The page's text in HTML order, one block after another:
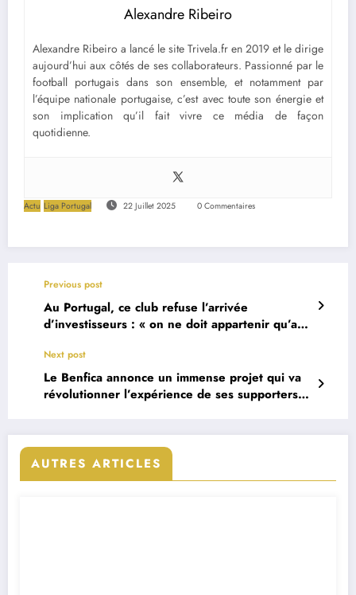
Alexandre Ribeiro
Alexandre Ribeiro a lancé le site Trivela.fr en 2019 et le dirige
aujourd’hui aux côtés de ses collaborateurs. Passionné par le
football portugais dans son ensemble, et notamment par
l’équipe nationale portugaise, c’est avec toute son énergie et
son implication qu’il fait vivre ce média de façon
quotidienne.
Actu Liga Portugal 22 Juillet 2025 0 Commentaires
Previous post
Au Portugal, ce club refuse l’arrivée
d’investisseurs : « on ne doit appartenir qu’aux
Next post
Le Benfica annonce un immense projet qui va
révolutionner l’expérience de ses supporters
AUTRES ARTICLES